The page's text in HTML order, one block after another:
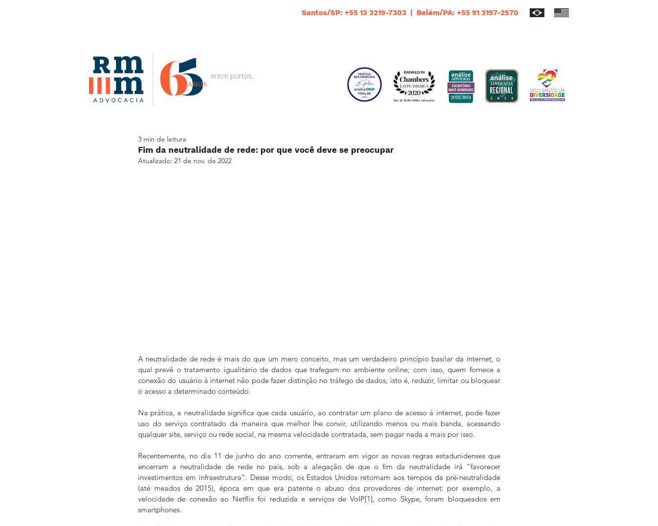
Santos/SP: +55 13 3219-7303 | Belém/PA: +55 91 3197-2570
Fim da neutralidade de rede: por que você deve se preocupar
3 min de leitura
Atualizado: 21 de nov. de 2022
A neutralidade de rede é mais do que um mero conceito, mas um verdadeiro princípio basilar da internet, o
qual prevê o tratamento igualitário de dados que trafegam no ambiente online; com isso, quem fornece a
conexão do usuário à internet não pode fazer distinção no tráfego de dados, isto é, reduzir, limitar ou bloquear
o acesso a determinado conteúdo.
Na prática, a neutralidade significa que cada usuário, ao contratar um plano de acesso à internet, pode fazer
uso do serviço contratado da maneira que melhor lhe convir, utilizando menos ou mais banda, acessando
qualquer site, serviço ou rede social, na mesma velocidade contratada, sem pagar nada a mais por isso.
Recentemente, no dia 11 de junho do ano corrente, entraram em vigor as novas regras estadunidenses que
encerram a neutralidade de rede no país, sob a alegação de que o fim da neutralidade irá “favorecer
investimentos em infraestrutura”. Desse modo, os Estados Unidos retomam aos tempos da pré-neutralidade
(até meados de 2015), época em que era patente o abuso dos provedores de internet: por exemplo, a
velocidade de conexão ao Netflix foi reduzida e serviços de VoIP[1], como Skype, foram bloqueados em
smartphones.